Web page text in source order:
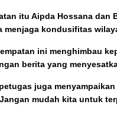
itu Aipda Hossana
menjaga kondusifitas
ini menghimbau
berita yang
juga
mudah kita untuk